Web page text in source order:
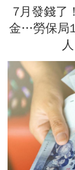
7月發錢了
金…勞保局